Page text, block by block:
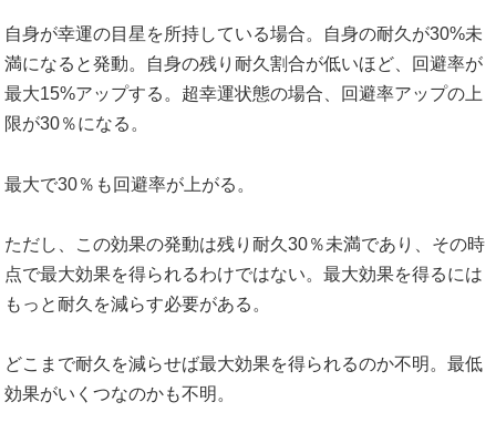
自身が幸運の目星を所持している場合。自身の耐久が30%未
満になると発動。自身の残り耐久割合が低いほど、回避率が
最大15%アップする。超幸運状態の場合、回避率アップの上
限が30％になる。
最大で30％も回避率が上がる。
ただし、この効果の発動は残り耐久30％未満であり、その時
点で最大効果を得られるわけではない。最大効果を得るには
もっと耐久を減らす必要がある。
どこまで耐久を減らせば最大効果を得られるのか不明。最低
効果がいくつなのかも不明。